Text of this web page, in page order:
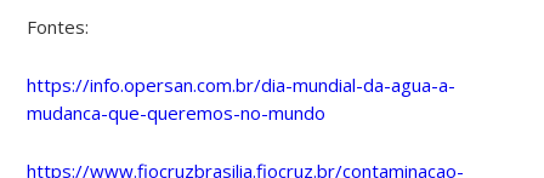
Fontes:
https://info.opersan.com.br/dia-mundial-da-agua-a-
mudanca-que-queremos-no-mundo
https://www.fiocruzbrasilia.fiocruz.br/contaminacao-